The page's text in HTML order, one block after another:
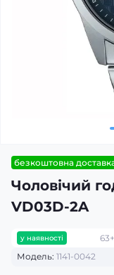
безкоштовна
Чоловічий
VD03D-2A
у наявності
Модель: 1141-0042